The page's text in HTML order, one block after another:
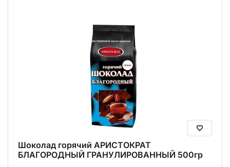
Шоколад горячий АРИСТОКРАТ
БЛАГОРОДНЫЙ ГРАНУЛИРОВАННЫЙ 500гр